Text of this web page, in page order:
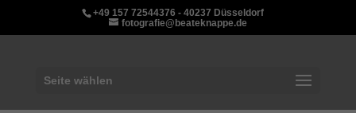
+49 157 72544376 - 40237 Düsseldorf
fotografie@beateknappe.de
Seite wählen